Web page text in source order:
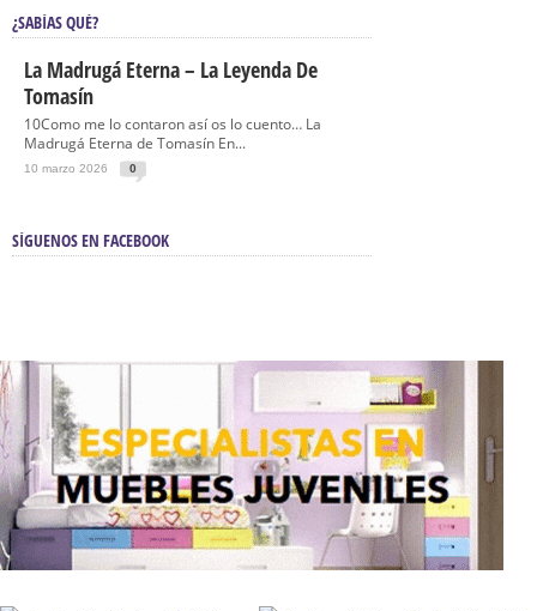
¿SABÍAS QUÉ?
La Madrugá Eterna – La Leyenda De
Tomasín
10Como me lo contaron así os lo cuento… La
Madrugá Eterna de Tomasín En...
10 marzo 2026 0
SÍGUENOS EN FACEBOOK